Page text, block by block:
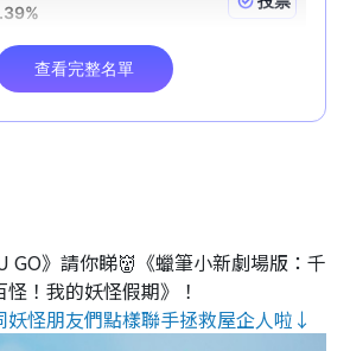
GO》請你睇👹《蠟筆小新劇場版：千
怪！我的妖怪假期》！
怪朋友們點樣聯手拯救屋企人啦↓